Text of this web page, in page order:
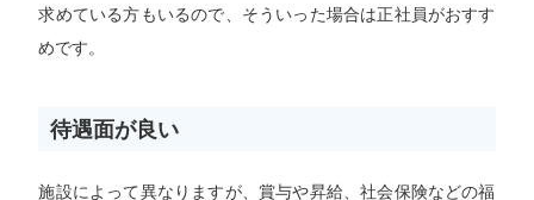
求めている方もいるので、そういった場合は正社員がおすす
めです。
待遇面が良い
施設によって異なりますが、賞与や昇給、社会保険などの福